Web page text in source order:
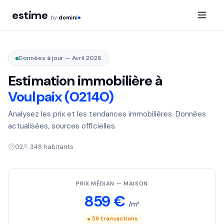
estime by domini
Données à jour — Avril 2026
Estimation immobilière à
Voulpaix (02140)
Analysez les prix et les tendances immobilières. Données
actualisées, sources officielles.
02 348 habitants
PRIX MÉDIAN — MAISON
859 € /m²
● 59 transactions